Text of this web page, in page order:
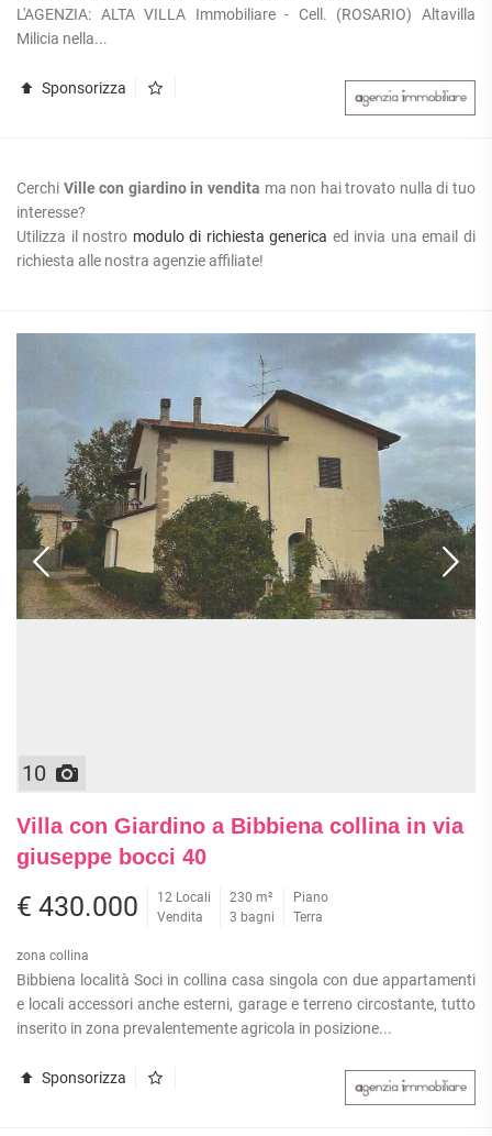
L'AGENZIA: ALTA VILLA Immobiliare - Cell. (ROSARIO) Altavilla
Milicia nella...
Sponsorizza
Cerchi Ville con giardino in vendita ma non hai trovato nulla di tuo
interesse?
Utilizza il nostro modulo di richiesta generica ed invia una email di
richiesta alle nostra agenzie affiliate!
10
Villa con Giardino a Bibbiena collina in via
giuseppe bocci 40
€ 430.000
12 Locali
Vendita
230 m²
3 bagni
Piano
Terra
zona collina
Bibbiena località Soci in collina casa singola con due appartamenti
e locali accessori anche esterni, garage e terreno circostante, tutto
inserito in zona prevalentemente agricola in posizione...
Sponsorizza